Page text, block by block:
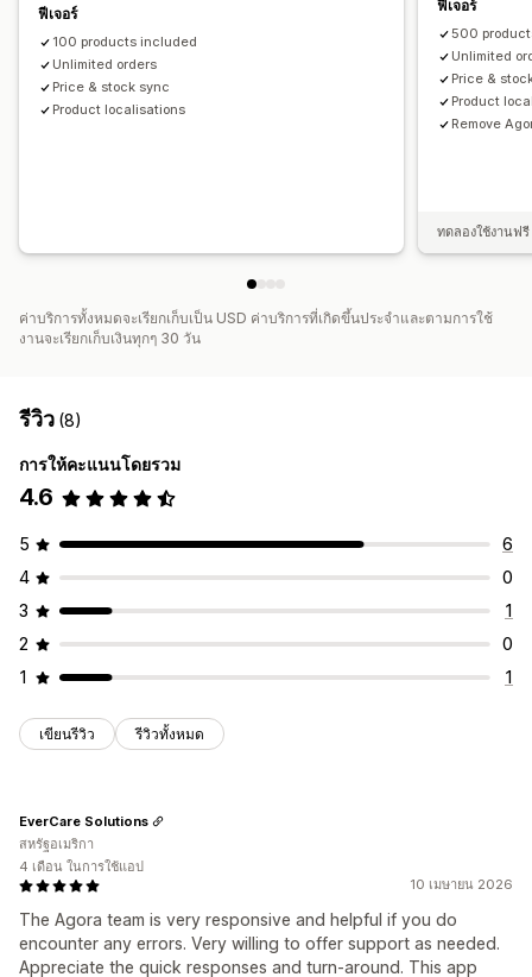
ฟีเจอร์
100 products included
Unlimited orders
Price & stock sync
Product localisations
ฟีเจอร์
500
Unlimited
Price &
Product
Remove
ทดลองใช้งานฟ
ค่าบริการทั้งหมดจะเรียกเก็บเป็น USD ค่าบริการที่เกิดขึ้นประจำและตามการใช้
งานจะเรียกเก็บเงินทุกๆ 30 วัน
รีวิว (8)
การให้คะแนนโดยรวม
4.6
5
6
4
0
3
1
2
0
1
1
เขียนรีวิว รีวิวทั้งหมด
10 เมษายน 2026
The Agora team is very responsive and helpful if you do
encounter any errors. Very willing to offer support as needed.
Appreciate the quick responses and turn-around. This app
EverCare Solutions
สหรัฐอเมริกา
4 เดือน ในการใช้แอป